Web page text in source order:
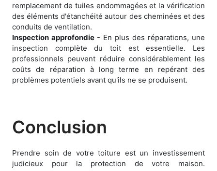
remplacement de tuiles endommagées et la vérification
des éléments d'étanchéité autour des cheminées et des
conduits de ventilation.
Inspection approfondie - En plus des réparations, une
inspection complète du toit est essentielle. Les
professionnels peuvent réduire considérablement les
coûts de réparation à long terme en repérant des
problèmes potentiels avant qu'ils ne se produisent.
Conclusion
Prendre soin de votre toiture est un investissement
judicieux pour la protection de votre maison.